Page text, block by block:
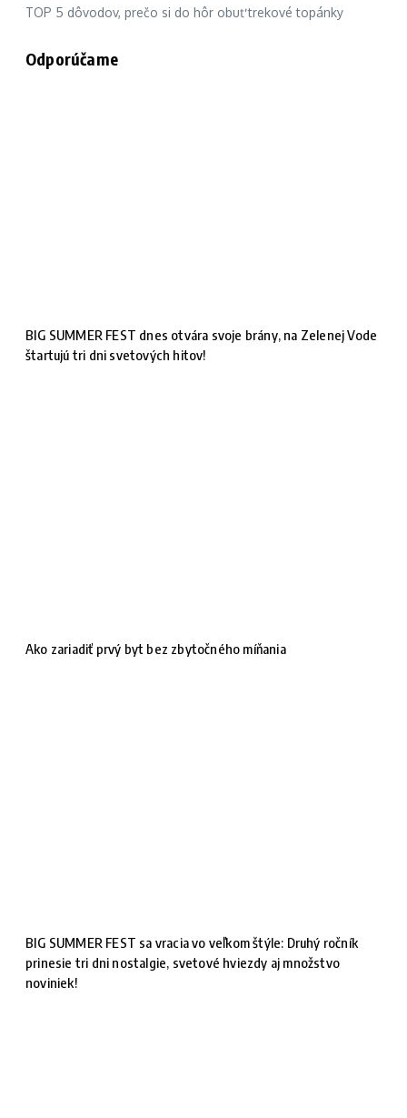
TOP 5 dôvodov, prečo si do hôr obuť trekové topánky
Odporúčame
BIG SUMMER FEST dnes otvára svoje brány, na Zelenej Vode
štartujú tri dni svetových hitov!
Ako zariadiť prvý byt bez zbytočného míňania
BIG SUMMER FEST sa vracia vo veľkom štýle: Druhý ročník
prinesie tri dni nostalgie, svetové hviezdy aj množstvo
noviniek!